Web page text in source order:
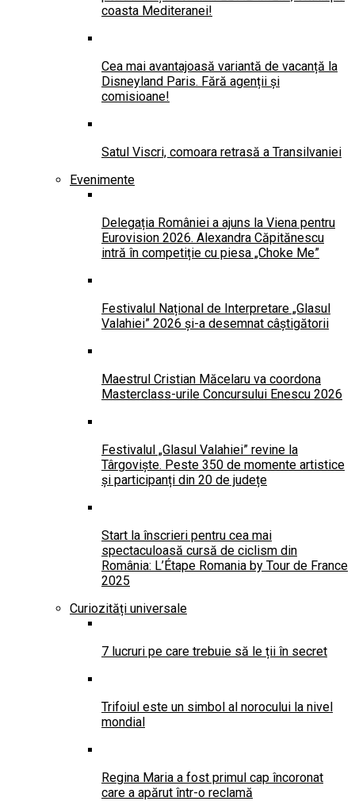
coasta Mediteranei!
Cea mai avantajoasă variantă de vacanță la
Disneyland Paris. Fără agenții și
comisioane!
Satul Viscri, comoara retrasă a Transilvaniei
Evenimente
Delegația României a ajuns la Viena pentru
Eurovision 2026. Alexandra Căpitănescu
intră în competiție cu piesa „Choke Me”
Festivalul Național de Interpretare „Glasul
Valahiei” 2026 și-a desemnat câștigătorii
Maestrul Cristian Măcelaru va coordona
Masterclass-urile Concursului Enescu 2026
Festivalul „Glasul Valahiei” revine la
Târgoviște. Peste 350 de momente artistice
și participanți din 20 de județe
Start la înscrieri pentru cea mai
spectaculoasă cursă de ciclism din
România: L’Étape Romania by Tour de France
2025
Curiozități universale
7 lucruri pe care trebuie să le ții în secret
Trifoiul este un simbol al norocului la nivel
mondial
Regina Maria a fost primul cap încoronat
care a apărut într-o reclamă